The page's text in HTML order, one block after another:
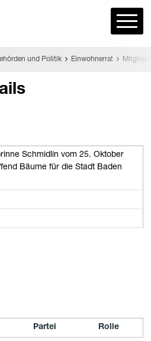
und Politik Einwohnerrat
Schmidlin vom 25. Oktober
Bäume für die Stadt Baden
Partei Rolle